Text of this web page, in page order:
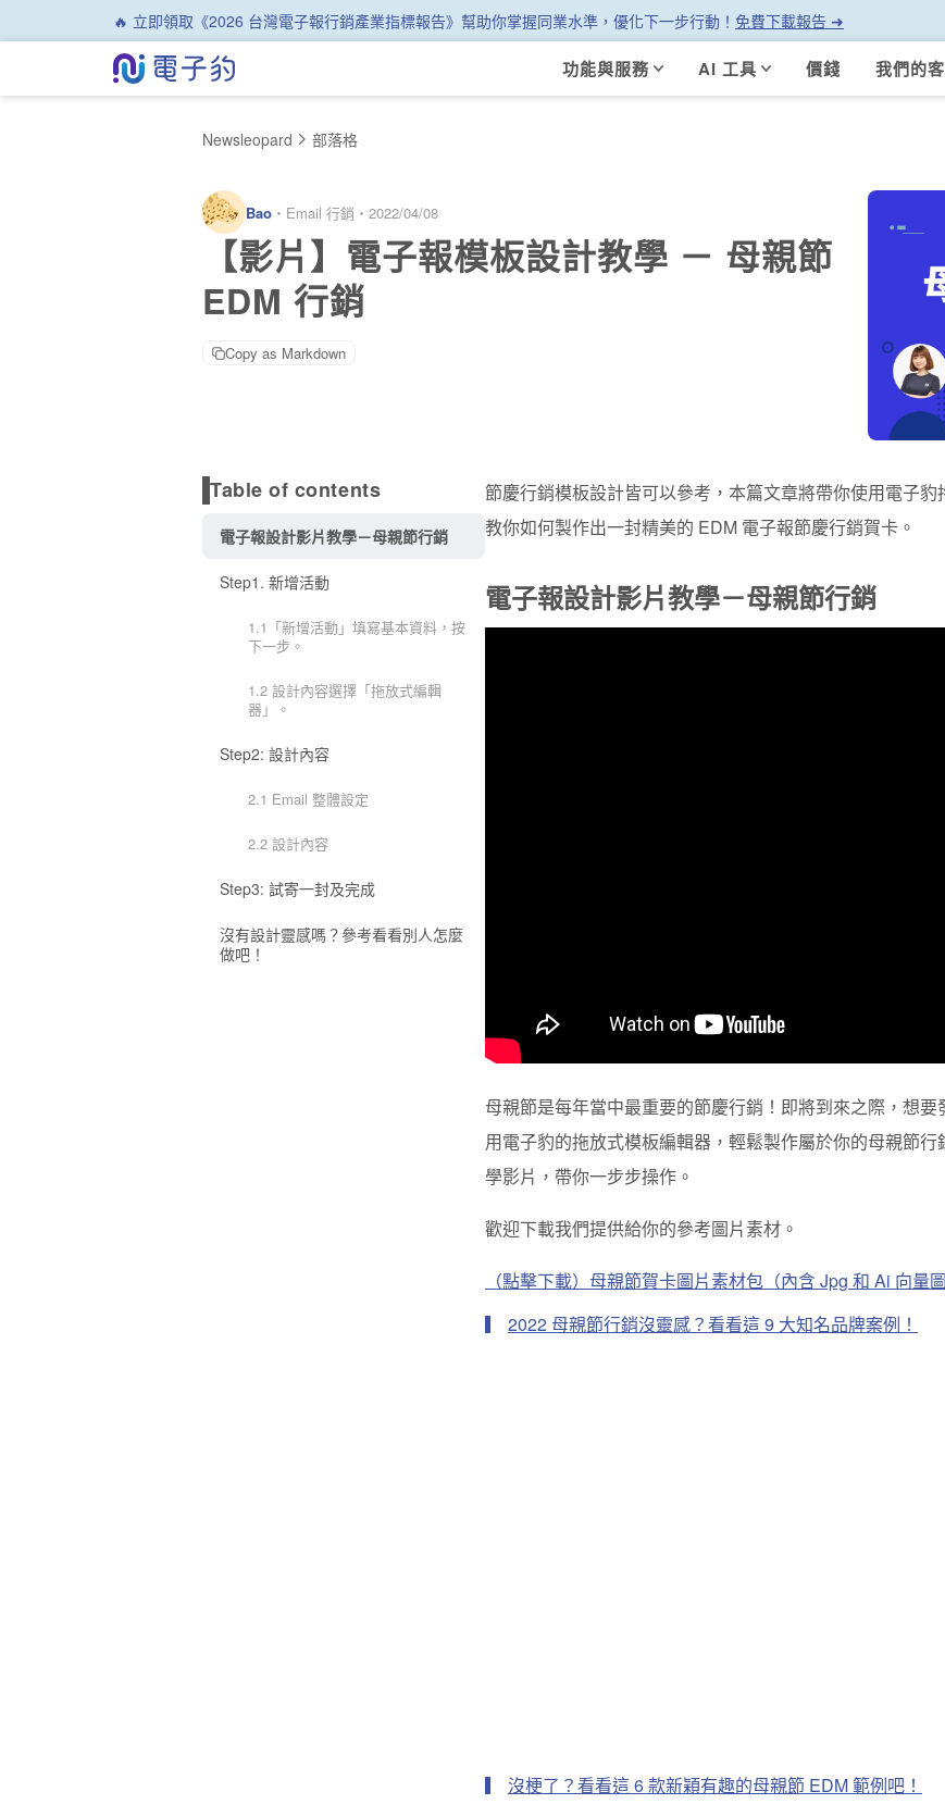
🔥 立即領取《2026 台灣電子報行銷產業指標報告》幫助你掌握同業水準，優化下一步行動！ 免費下載報告 ➜
功能與服務 AI 工具 價錢 我們的
Newsleopard 部落格
Bao ・ Email 行銷 ・ 2022/04/08
【影片】電子報模板設計教學 － 母親節
EDM 行銷
Copy as Markdown
Table of contents
電子報設計影片教學－母親節行銷
Step1. 新增活動
1.1「新增活動」填寫基本資料，按
下一步。
1.2 設計內容選擇「拖放式編輯
器」。
Step2: 設計內容
2.1 Email 整體設定
2.2 設計內容
Step3: 試寄一封及完成
沒有設計靈感嗎？參考看看別人怎麼
做吧！
節慶行銷模板設計皆可以參考，本篇文章將帶你使用電子
教你如何製作出一封精美的 EDM 電子報節慶行銷賀卡。
電子報設計影片教學－母親節行銷
母親節是每年當中最重要的節慶行銷！即將到來之際，想
用電子豹的拖放式模板編輯器，輕鬆製作屬於你的母親節
學影片，帶你一步步操作。
歡迎下載我們提供給你的參考圖片素材。
（點擊下載）母親節賀卡圖片素材包（內含 Jpg 和 Ai 向量圖
2022 母親節行銷沒靈感？看看這 9 大知名品牌案例！
沒梗了？看看這 6 款新穎有趣的母親節 EDM 範例吧！